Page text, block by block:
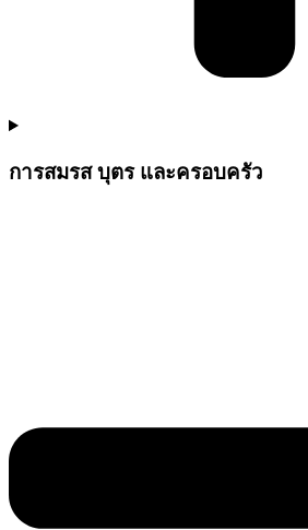
การสมรส บุตร และครอบครัว